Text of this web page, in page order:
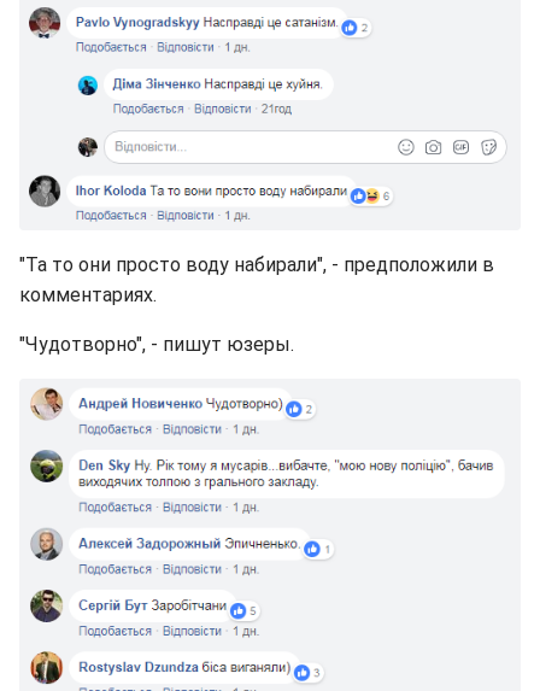
"Та то они просто воду набирали", - предположили в
комментариях.
"Чудотворно", - пишут юзеры.